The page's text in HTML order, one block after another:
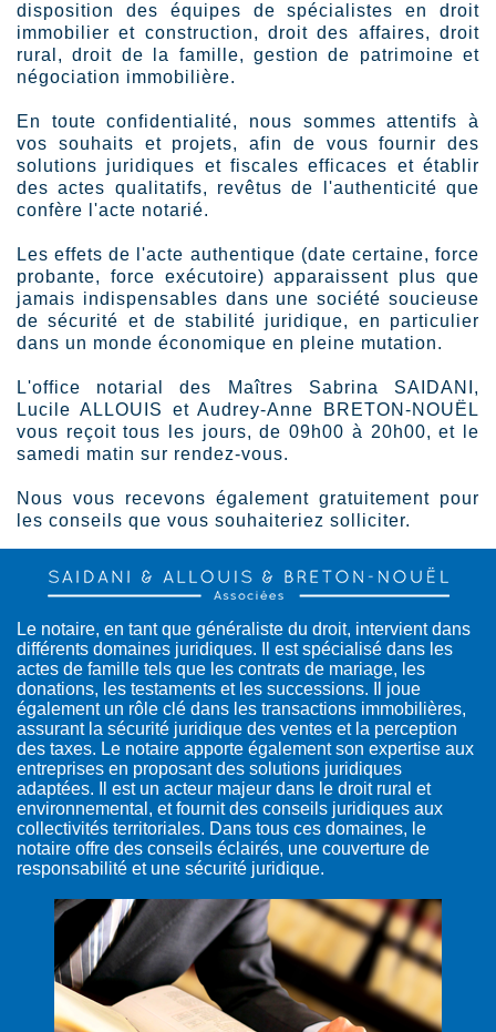
disposition des équipes de spécialistes en droit
immobilier et construction, droit des affaires, droit
rural, droit de la famille, gestion de patrimoine et
négociation immobilière.
En toute confidentialité, nous sommes attentifs à
vos souhaits et projets, afin de vous fournir des
solutions juridiques et fiscales efficaces et établir
des actes qualitatifs, revêtus de l'authenticité que
confère l'acte notarié.
Les effets de l'acte authentique (date certaine, force
probante, force exécutoire) apparaissent plus que
jamais indispensables dans une société soucieuse
de sécurité et de stabilité juridique, en particulier
dans un monde économique en pleine mutation.
L'office notarial des Maîtres Sabrina SAIDANI,
Lucile ALLOUIS et Audrey-Anne BRETON-NOUËL
vous reçoit tous les jours, de 09h00 à 20h00, et le
samedi matin sur rendez-vous.
Nous vous recevons également gratuitement pour
les conseils que vous souhaiteriez solliciter.
Le notaire, en tant que généraliste du droit, intervient dans
différents domaines juridiques. Il est spécialisé dans les
actes de famille tels que les contrats de mariage, les
donations, les testaments et les successions. Il joue
également un rôle clé dans les transactions immobilières,
assurant la sécurité juridique des ventes et la perception
des taxes. Le notaire apporte également son expertise aux
entreprises en proposant des solutions juridiques
adaptées. Il est un acteur majeur dans le droit rural et
environnemental, et fournit des conseils juridiques aux
collectivités territoriales. Dans tous ces domaines, le
notaire offre des conseils éclairés, une couverture de
responsabilité et une sécurité juridique.